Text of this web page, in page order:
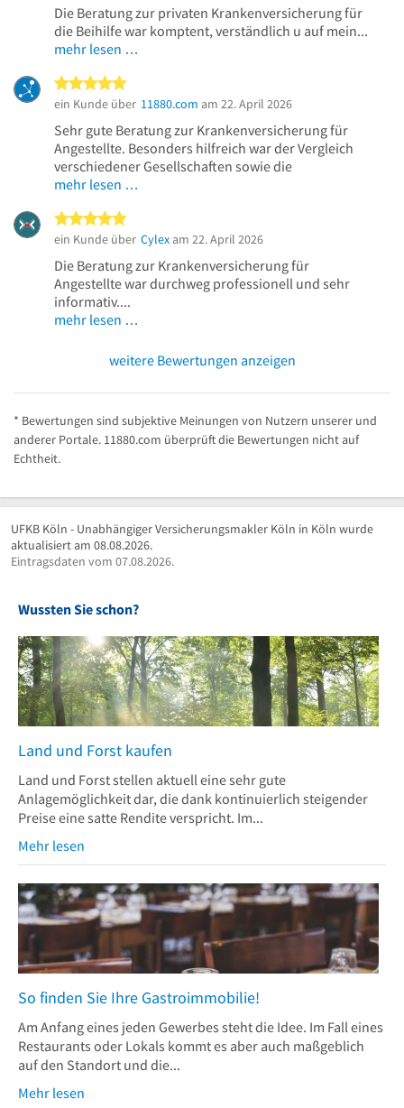
Die Beratung zur privaten Krankenversicherung für
die Beihilfe war komptent, verständlich u auf mein...
mehr lesen …
ein Kunde über 11880.com am 22. April 2026
Sehr gute Beratung zur Krankenversicherung für
Angestellte. Besonders hilfreich war der Vergleich
verschiedener Gesellschaften sowie die
mehr lesen …
ein Kunde über Cylex am 22. April 2026
Die Beratung zur Krankenversicherung für
Angestellte war durchweg professionell und sehr
informativ....
mehr lesen …
weitere Bewertungen anzeigen
* Bewertungen sind subjektive Meinungen von Nutzern unserer und
anderer Portale. 11880.com überprüft die Bewertungen nicht auf
Echtheit.
UFKB Köln - Unabhängiger Versicherungsmakler Köln in Köln wurde
aktualisiert am 08.08.2026.
Eintragsdaten vom 07.08.2026.
Wussten Sie schon?
Land und Forst kaufen
Land und Forst stellen aktuell eine sehr gute
Anlagemöglichkeit dar, die dank kontinuierlich steigender
Preise eine satte Rendite verspricht. Im...
Mehr lesen
So finden Sie Ihre Gastroimmobilie!
Am Anfang eines jeden Gewerbes steht die Idee. Im Fall eines
Restaurants oder Lokals kommt es aber auch maßgeblich
auf den Standort und die...
Mehr lesen